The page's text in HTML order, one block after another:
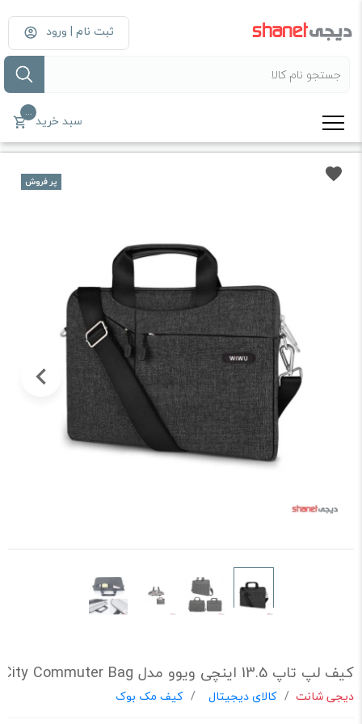
ثبت نام | ورود
سبد خرید ...
پر فروش
کیف لپ تاپ 13.5 اینچی ویوو مدل WIWU City Commuter Bag
دیجی شانت کالای دیجیتال کیف مک بوک